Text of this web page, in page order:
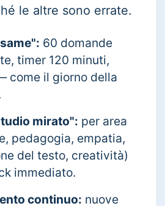
le altre sono errate.
60 domande
timer 120 minuti,
come il giorno della
mirato": per area
pedagogia, empatia,
del testo, creatività)
immediato.
continuo: nuove